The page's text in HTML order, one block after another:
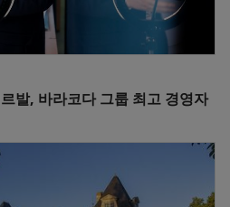
발, 바라코다 그룹 최고 경영자